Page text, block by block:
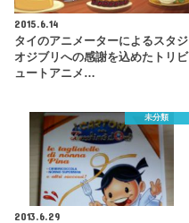
2015.6.14
タイのアニメーターによるスタジ
オジブリへの感謝を込めたトリビ
ュートアニメ…
未分類
2013.6.29